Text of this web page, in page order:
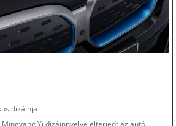
dizájnja